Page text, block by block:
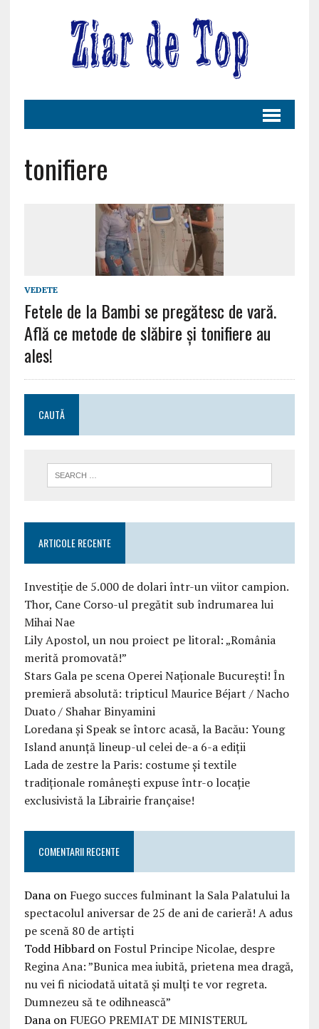
tonifiere
VEDETE
Fetele de la Bambi se pregătesc de vară.
Află ce metode de slăbire și tonifiere au
ales!
CAUTĂ
ARTICOLE RECENTE
Investiție de 5.000 de dolari într-un viitor campion.
Thor, Cane Corso-ul pregătit sub îndrumarea lui
Mihai Nae
Lily Apostol, un nou proiect pe litoral: „România
merită promovată!”
Stars Gala pe scena Operei Naționale București! În
premieră absolută: tripticul Maurice Béjart / Nacho
Duato / Shahar Binyamini
Loredana și Speak se întorc acasă, la Bacău: Young
Island anunță lineup-ul celei de-a 6-a ediții
Lada de zestre la Paris: costume și textile
tradiționale românești expuse într-o locație
exclusivistă la Librairie française!
COMENTARII RECENTE
Danaon Fuego succes fulminant la Sala Palatului la
spectacolul aniversar de 25 de ani de carieră! A adus
pe scenă 80 de artiști
Todd Hibbardon Fostul Principe Nicolae, despre
Regina Ana: ”Bunica mea iubită, prietena mea dragă,
nu vei fi niciodată uitată şi mulţi te vor regreta.
Dumnezeu să te odihnească”
Danaon FUEGO PREMIAT DE MINISTERUL